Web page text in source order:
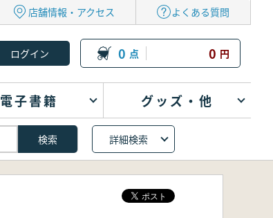
店舗情報・アクセス よくある質問
0 点 0 円
電子書籍 グッズ・他
詳細検索